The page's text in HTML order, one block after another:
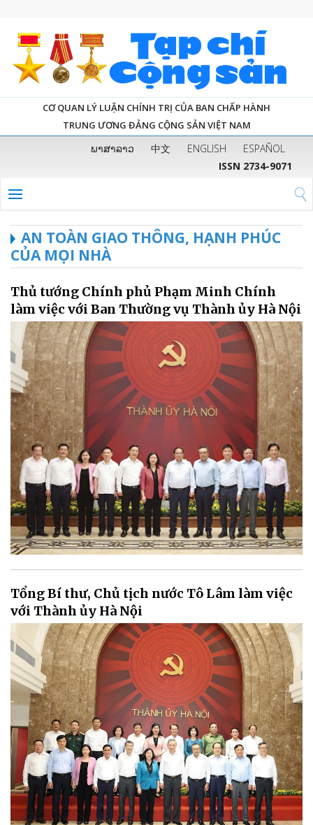
CƠ QUAN LÝ LUẬN CHÍNH TRỊ CỦA BAN CHẤP HÀNH
TRUNG ƯƠNG ĐẢNG CỘNG SẢN VIỆT NAM
ພາສາລາວ 中文 ENGLISH
ESPAÑOL
ISSN 2734-9071
AN TOÀN GIAO THÔNG, HẠNH PHÚC
CỦA MỌI NHÀ
Thủ tướng Chính phủ Phạm Minh Chính
làm việc với Ban Thường vụ Thành ủy Hà Nội
Tổng Bí thư, Chủ tịch nước Tô Lâm làm việc
với Thành ủy Hà Nội